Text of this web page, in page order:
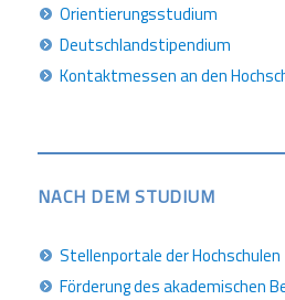
Orientierungsstudium
Deutschlandstipendium
Kontaktmessen an den
NACH DEM STUDIUM
Stellenportale der Hochschulen
Förderung des akademischen